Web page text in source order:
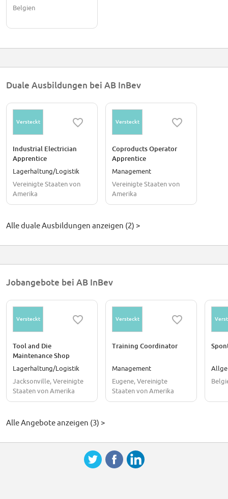
Belgien
Duale Ausbildungen bei AB InBev
Versteckt
Industrial Electrician
Apprentice
Lagerhaltung/Logistik
Vereinigte Staaten von
Amerika
Versteckt
Coproducts Operator
Apprentice
Management
Vereinigte Staaten von
Amerika
Alle duale Ausbildungen anzeigen (2) >
Jobangebote bei AB InBev
Versteckt
Tool and Die
Maintenance Shop
Technician
Lagerhaltung/Logistik
Jacksonville, Vereinigte
Staaten von Amerika
Versteckt
Training Coordinator
Management
Eugene, Vereinigte
Staaten von Amerika
Alle Angebote anzeigen (3) >